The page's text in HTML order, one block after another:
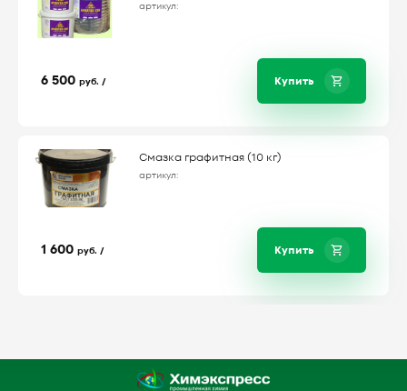
артикул:
6 500 руб. / Купить
Смазка графитная (10 кг)
артикул:
1 600 руб. / Купить